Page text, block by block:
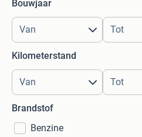
Bouwjaar
Kilometerstand
Brandstof
Benzine